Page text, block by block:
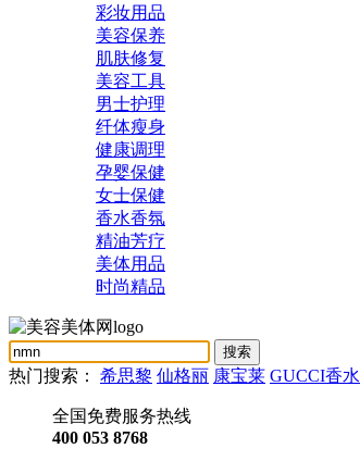
彩妆用品
美容保养
肌肤修复
美容工具
男士护理
纤体瘦身
健康调理
孕婴保健
女士保健
香水香氛
精油芳疗
美体用品
时尚精品
热门搜索： 希思黎 仙格丽 康宝莱 GUCCI香水
全国免费服务热线
400 053 8768